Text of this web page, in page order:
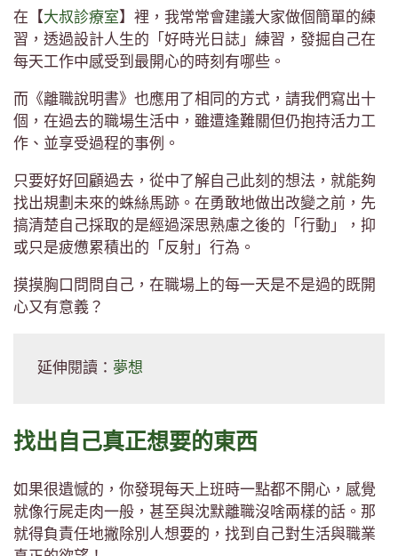
在【大叔診療室】裡，我常常會建議大家做個簡單的練
習，透過設計人生的「好時光日誌」練習，發掘自己在
每天工作中感受到最開心的時刻有哪些。
而《離職說明書》也應用了相同的方式，請我們寫出十
個，在過去的職場生活中，雖遭逢難關但仍抱持活力工
作、並享受過程的事例。
只要好好回顧過去，從中了解自己此刻的想法，就能夠
找出規劃未來的蛛絲馬跡。在勇敢地做出改變之前，先
搞清楚自己採取的是經過深思熟慮之後的「行動」，抑
或只是疲憊累積出的「反射」行為。
摸摸胸口問問自己，在職場上的每一天是不是過的既開
心又有意義？
延伸閱讀： 夢想
找出自己真正想要的東西
如果很遺憾的，你發現每天上班時一點都不開心，感覺
就像行屍走肉一般，甚至與沈默離職沒啥兩樣的話。那
就得負責任地撇除別人想要的，找到自己對生活與職業